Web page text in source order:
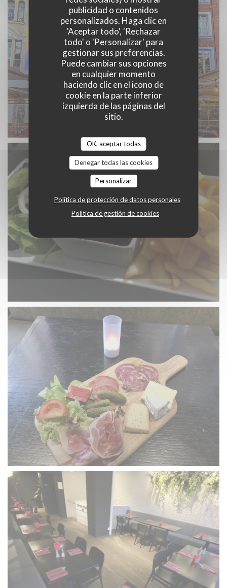
publicidad o contenidos
personalizados. Haga clic en
'Aceptar todo', 'Rechazar
todo' o 'Personalizar' para
gestionar sus preferencias.
Puede cambiar sus opciones
en cualquier momento
haciendo clic en el icono de
cookie en la parte inferior
izquierda de las páginas del
sitio.
OK, aceptar todas
Denegar todas las cookies
Personalizar
Política de protección de datos personales
Política de gestión de cookies